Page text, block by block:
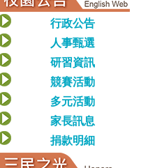
行政公告
人事甄選
研習資訊
競賽活動
多元活動
家長訊息
捐款明細